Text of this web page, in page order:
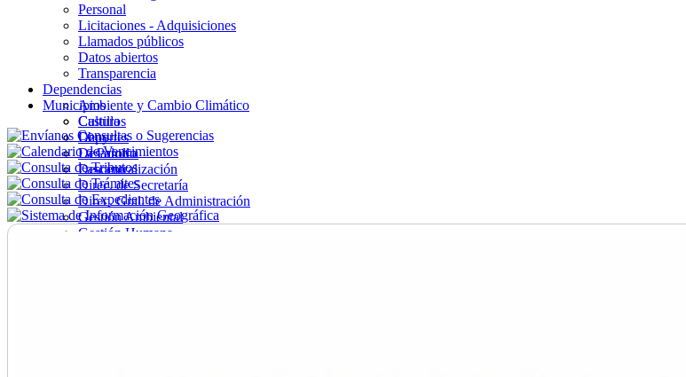
Personal
Licitaciones - Adquisiciones
Llamados públicos
Datos abiertos
Transparencia
Dependencias
Ambiente y Cambio Climático
Cultura
Deportes
Desarrollo
Descentralización
Direc. de Secretaría
Direc. Gral. de Administración
Gestión Ambiental
Gestión Humana
Municipios
Castillos
Chuy
La Paloma
Lascano